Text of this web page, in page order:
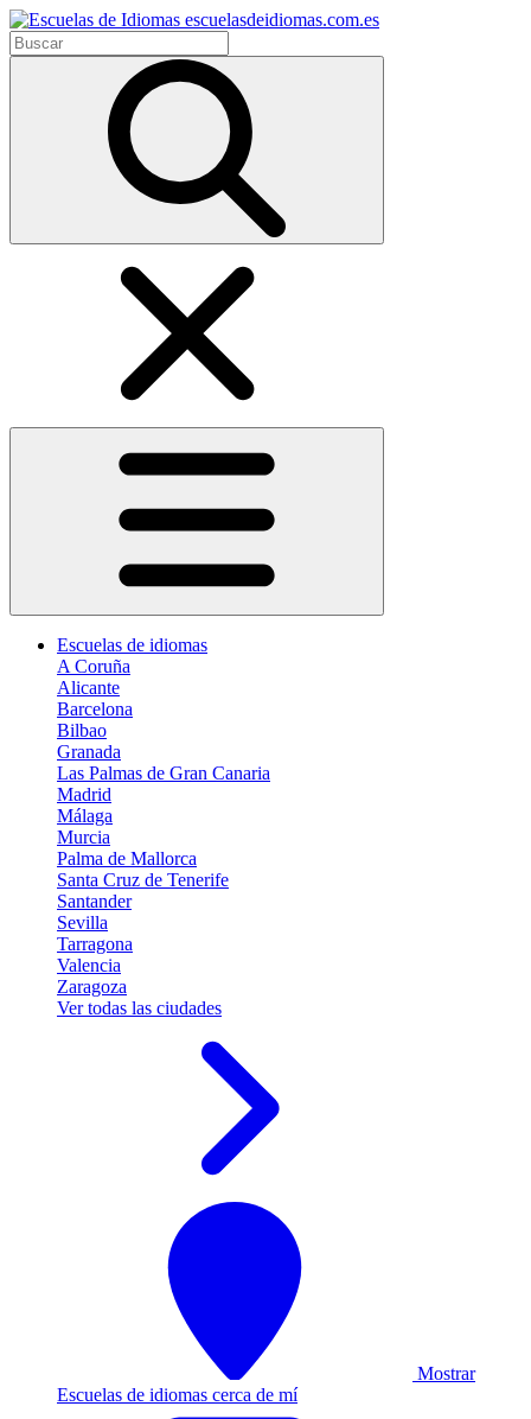
escuelasdeidiomas.com.es
Escuelas de idiomas
A Coruña
Alicante
Barcelona
Bilbao
Granada
Las Palmas de Gran Canaria
Madrid
Málaga
Murcia
Palma de Mallorca
Santa Cruz de Tenerife
Santander
Sevilla
Tarragona
Valencia
Zaragoza
Ver todas las ciudades
Mostrar
Escuelas de idiomas cerca de mí